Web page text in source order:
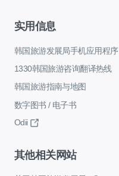
实用信息
韩国旅游发展局手机应用程序
1330韩国旅游咨询翻译热线
韩国旅游指南与地图
数字图书 / 电子书
Odii
其他相关网站